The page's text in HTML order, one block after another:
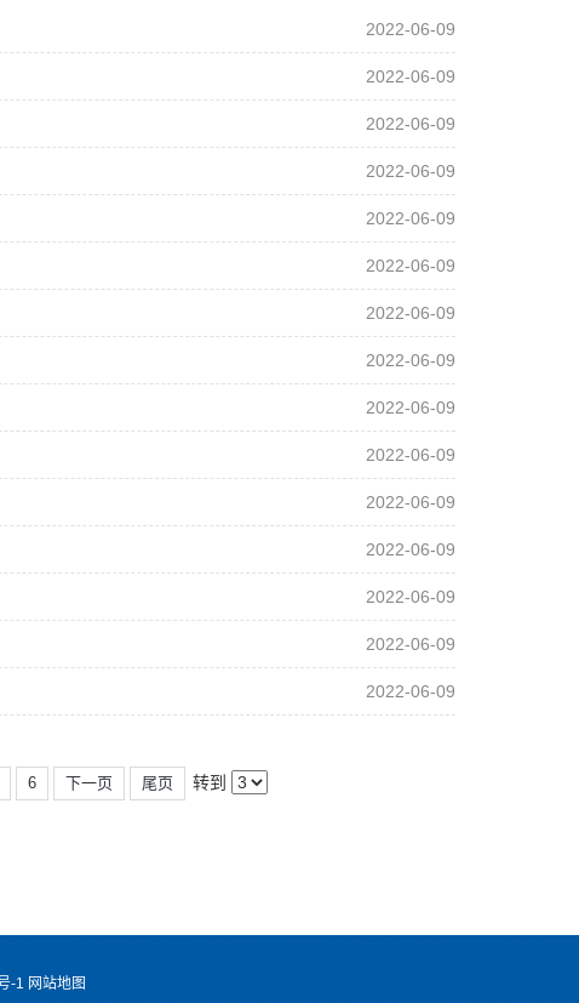
2022-06-09
2022-06-09
2022-06-09
2022-06-09
2022-06-09
2022-06-09
2022-06-09
2022-06-09
2022-06-09
2022-06-09
2022-06-09
2022-06-09
2022-06-09
2022-06-09
2022-06-09
6 下一页 尾页 转到
-1 网站地图